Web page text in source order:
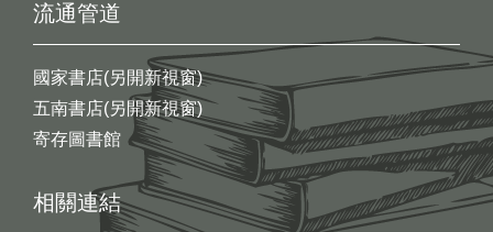
流通管道
國家書店(另開新視窗)
五南書店(另開新視窗)
寄存圖書館
相關連結